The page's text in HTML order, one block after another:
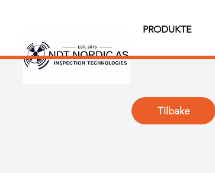
PRODUKTE
Tilbake